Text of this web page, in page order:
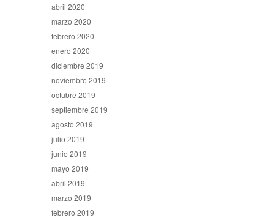
abril 2020
marzo 2020
febrero 2020
enero 2020
diciembre 2019
noviembre 2019
octubre 2019
septiembre 2019
agosto 2019
julio 2019
junio 2019
mayo 2019
abril 2019
marzo 2019
febrero 2019